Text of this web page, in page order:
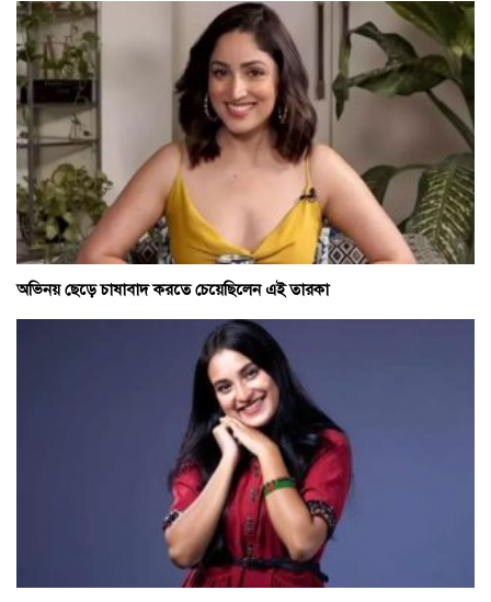
অভিনয় ছেড়ে চাষাবাদ করতে চেয়েছিলেন এই তারকা